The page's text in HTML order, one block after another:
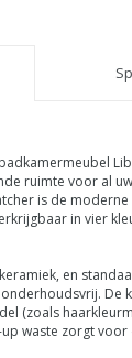
ruimte voor al
is de
in vier
en
De
(zoals
waste zorgt